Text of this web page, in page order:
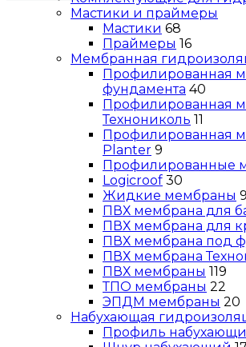
Мастики и праймеры
Мастики 68
Праймеры 16
Мембранная
Профилированная
фундамента 40
Профилированная
Технониколь 11
Профилированная
Planter 9
Профилированные
Logicroof 30
Жидкие мембраны
ПВХ мембрана для
ПВХ мембрана для
ПВХ мембрана под
ПВХ мембрана
ПВХ мембраны 119
ТПО мембраны 22
ЭПДМ мембраны 20
Набухающая
Профиль